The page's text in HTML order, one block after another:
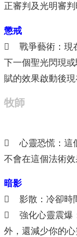
正審判及光明審
懲戒
 戰爭藝術：現
下一個聖光閃現
賦的效果啟動後現
牧師
 心靈恐慌：這
不會在這個法術效
暗影
 影散：冷卻時
 強化心靈震爆
外，還減少你的